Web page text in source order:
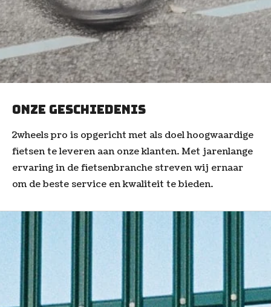
Onze geschiedenis
2wheels pro is opgericht met als doel hoogwaardige
fietsen te leveren aan onze klanten. Met jarenlange
ervaring in de fietsenbranche streven wij ernaar
om de beste service en kwaliteit te bieden.